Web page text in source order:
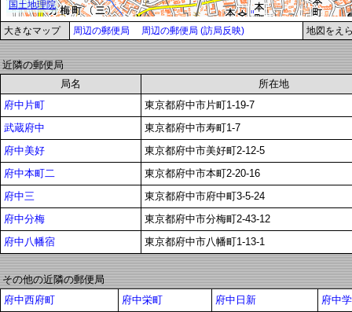
大きなマップ 周辺の郵便局 周辺の郵便局 (訪局反映) 地図をえ
近隣の郵便局
局名
所在地
府中片町
東京都府中市片町1-19-7
武蔵府中
東京都府中市寿町1-7
府中美好
東京都府中市美好町2-12-5
府中本町二
東京都府中市本町2-20-16
府中三
東京都府中市府中町3-5-24
府中分梅
東京都府中市分梅町2-43-12
府中八幡宿
東京都府中市八幡町1-13-1
その他の近隣の郵便局
府中西府町
府中栄町 府中日新
府中